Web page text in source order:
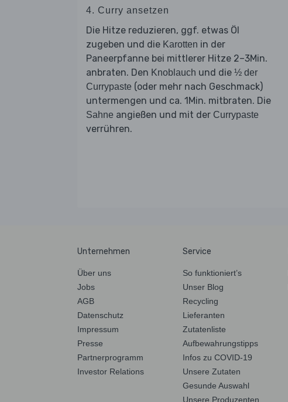
4. Curry ansetzen
Die Hitze reduzieren, ggf. etwas Öl
zugeben und die Karotten in der
Paneerpfanne bei mittlerer Hitze 2–3Min.
anbraten. Den Knoblauch und die ½ der
Currypaste (oder mehr nach Geschmack)
untermengen und ca. 1Min. mitbraten. Die
Sahne angießen und mit der Currypaste
verrühren.
Unternehmen
Über uns
Jobs
AGB
Datenschutz
Impressum
Presse
Partnerprogramm
Investor Relations
Service
So funktioniert’s
Unser Blog
Recycling
Lieferanten
Zutatenliste
Aufbewahrungstipps
Infos zu COVID-19
Unsere Zutaten
Gesunde Auswahl
Unsere Produzenten